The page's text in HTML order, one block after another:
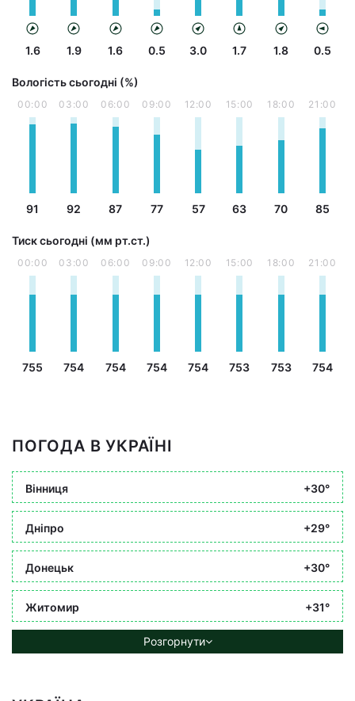
1.6 1.9 1.6 0.5 3.0 1.7 1.8 0.5
Вологість сьогодні (%)
00:00
91
03:00
92
06:00
87
09:00
77
12:00
57
15:00
63
18:00
70
21:00
85
Тиск сьогодні (мм рт.ст.)
00:00
755
03:00
754
06:00
754
09:00
754
12:00
754
15:00
753
18:00
753
21:00
754
ПОГОДА В УКРАЇНІ
Вінниця +30°
Дніпро +29°
Донецьк +30°
Житомир +31°
Розгорнути